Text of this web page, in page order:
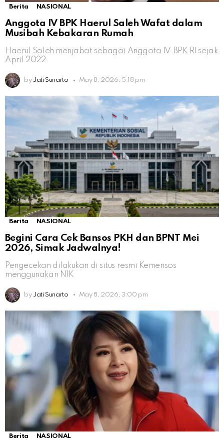
Berita NASIONAL
Anggota IV BPK Haerul Saleh Wafat dalam
Musibah Kebakaran Rumah
Haerul Saleh menjabat sebagai Anggota IV BPK RI sejak
April 2022
by Jati Sunarto May 8, 2026, 5:18 pm
Berita NASIONAL
Begini Cara Cek Bansos PKH dan BPNT Mei
2026, Simak Jadwalnya!
Pengecekan dilakukan di situs resmi Kemensos
menggunakan NIK
by Jati Sunarto May 8, 2026, 3:00 pm
Berita NASIONAL